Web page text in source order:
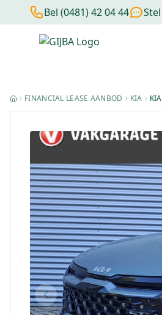
Bel (0481) 42 04 44
Financial lease berekenen
FINANCIAL LEASE AANBOD KIA